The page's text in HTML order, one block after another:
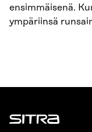
ensimmäisenä.
ympäriinsä
Sitra